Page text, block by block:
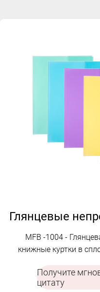
MFB -1004 -
книжные куртки в
Получите
цитату